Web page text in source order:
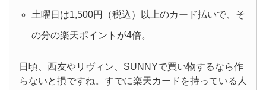
土曜日は1,500円（税込）以上のカード払いで、そ
の分の楽天ポイントが4倍。
日頃、西友やリヴィン、SUNNYで買い物するなら作
らないと損ですね。すでに楽天カードを持っている人